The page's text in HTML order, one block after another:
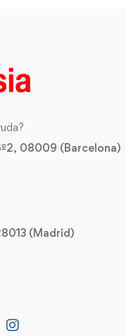
08009 (Barcelona)
(Madrid)